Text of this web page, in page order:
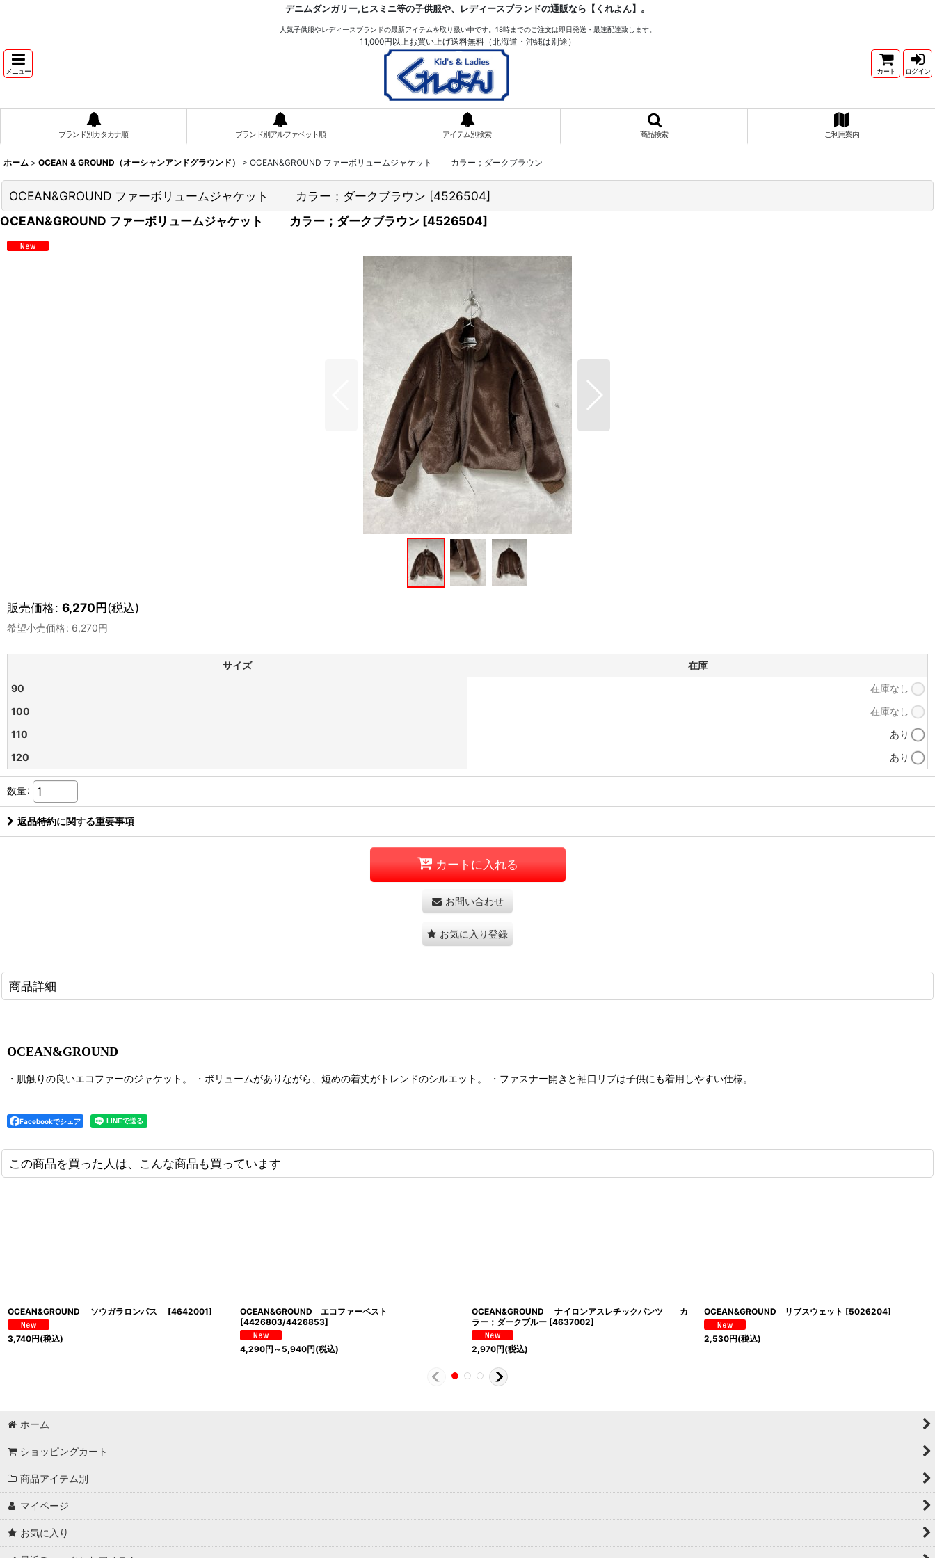
デニムダンガリー,ヒスミニ等の子供服や、レディースブランドの通販なら【くれよん】。
人気子供服やレディースブランドの最新アイテムを取り扱い中です。18時までのご注文は即日発送・最速配達致します。
11,000円以上お買い上げ送料無料（北海道・沖縄は別途）
メニュー カート ログイン
ブランド別カタカナ順 ブランド別アルファベット順 アイテム別検索 商品検索 ご利用案内
ホーム > OCEAN & GROUND（オーシャンアンドグラウンド） > OCEAN&GROUND ファーボリュームジャケット カラー；ダークブラウン
OCEAN&GROUND ファーボリュームジャケット カラー；ダークブラウン [4526504]
OCEAN&GROUND ファーボリュームジャケット カラー；ダークブラウン [4526504]
販売価格: 6,270円(税込)
希望小売価格: 6,270円
サイズ
在庫
90
在庫なし
100
在庫なし
110
あり
120
あり
数量:
返品特約に関する重要事項
カートに入れる
お問い合わせ
お気に入り登録
商品詳細
OCEAN&GROUND
・肌触りの良いエコファーのジャケット。 ・ボリュームがありながら、短めの着丈がトレンドのシルエット。 ・ファスナー開きと袖口リブは子供にも着用しやすい仕様。
Facebookでシェア
この商品を買った人は、こんな商品も買っています
OCEAN&GROUND ソウガラロンパス [4642001]
3,740円(税込)
OCEAN&GROUND エコファーベスト
[4426803/4426853]
4,290円 ～5,940円(税込)
OCEAN&GROUND ナイロンアスレチックパンツ カ
ラー；ダークブルー [4637002]
2,970円(税込)
OCEAN&GROUND リブスウェット [5026204]
2,530円(税込)
ホーム
ショッピングカート
商品アイテム別
マイページ
お気に入り